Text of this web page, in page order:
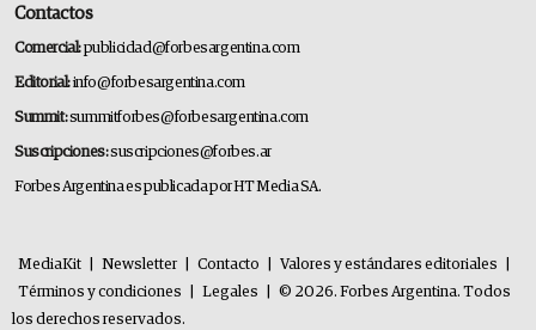
Contactos
Comercial:publicidad@forbesargentina.com
Editorial:info@forbesargentina.com
Summit:summitforbes@forbesargentina.com
Suscripciones:suscripciones@forbes.ar
Forbes Argentina es publicada por HT Media SA.
MediaKit Newsletter Contacto Valores y estándares editoriales
Términos y condiciones
Legales
© 2026. Forbes Argentina. Todos
los derechos reservados.